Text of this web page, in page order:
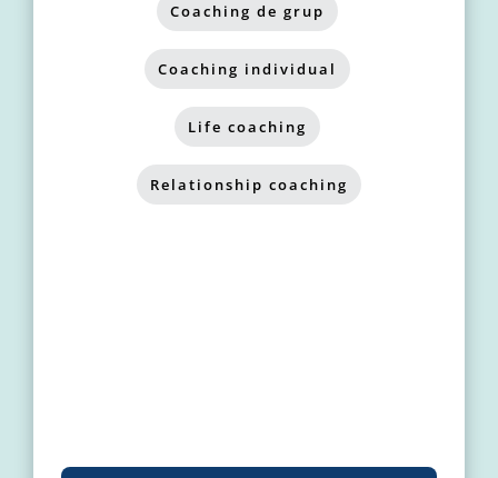
Coaching de grup
Coaching individual
Life coaching
Relationship coaching